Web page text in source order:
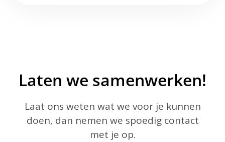
Laten we samenwerken!
Laat ons weten wat we voor je kunnen
doen, dan nemen we spoedig contact
met je op.